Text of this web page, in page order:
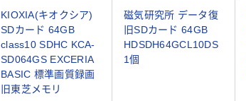
KIOXIA(キオクシア)
SDカード 64GB
class10 SDHC KCA-
SD064GS EXCERIA
BASIC 標準画質録画
旧東芝メモリ
磁気研究所 データ復
旧SDカード 64GB
HDSDH64GCL10DS
1個